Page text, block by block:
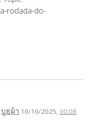
rodada-do-
บูธผ้า 10/10/2025, 00:08